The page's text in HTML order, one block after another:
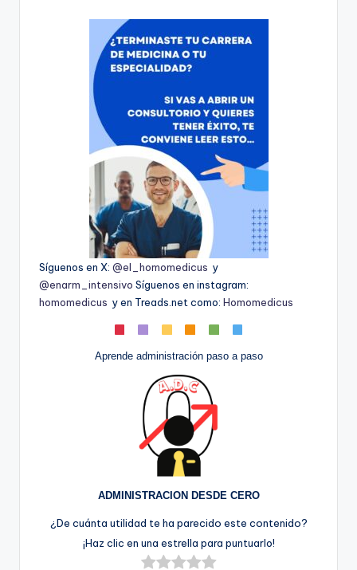
Síguenos en X: @el_homomedicus y
@enarm_intensivo Síguenos en instagram:
homomedicus y en Treads.net como: Homomedicus
Aprende administración paso a paso
ADMINISTRACION DESDE CERO
¿De cuánta utilidad te ha parecido este contenido?
¡Haz clic en una estrella para puntuarlo!